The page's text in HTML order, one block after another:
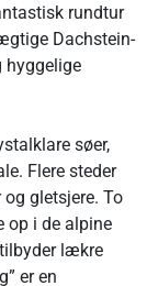
rundtur
Dachstein-
hyggelige
søer,
Flere steder
gletsjere. To
op i de alpine
lækre
er en